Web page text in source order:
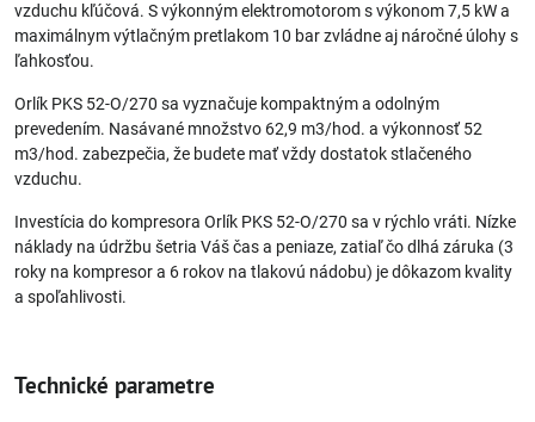
vzduchu kľúčová. S výkonným elektromotorom s výkonom 7,5 kW a
maximálnym výtlačným pretlakom 10 bar zvládne aj náročné úlohy s
ľahkosťou.
Orlík PKS 52-O/270 sa vyznačuje kompaktným a odolným
prevedením. Nasávané množstvo 62,9 m3/hod. a výkonnosť 52
m3/hod. zabezpečia, že budete mať vždy dostatok stlačeného
vzduchu.
Investícia do kompresora Orlík PKS 52-O/270 sa v rýchlo vráti. Nízke
náklady na údržbu šetria Váš čas a peniaze, zatiaľ čo dlhá záruka (3
roky na kompresor a 6 rokov na tlakovú nádobu) je dôkazom kvality
a spoľahlivosti.
Technické parametre